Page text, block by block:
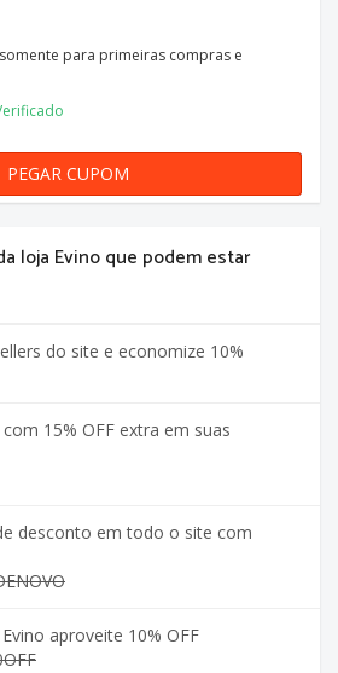
somente para primeiras compras e
PEGAR CUPOM
loja Evino que podem estar
do site e economize 10%
15% OFF extra em suas
desconto em todo o site com
aproveite 10% OFF